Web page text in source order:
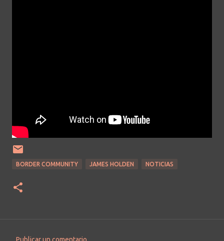
BORDER COMMUNITY JAMES HOLDEN NOTICIAS